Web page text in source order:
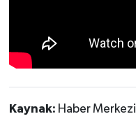
Kaynak: Haber Merkezi